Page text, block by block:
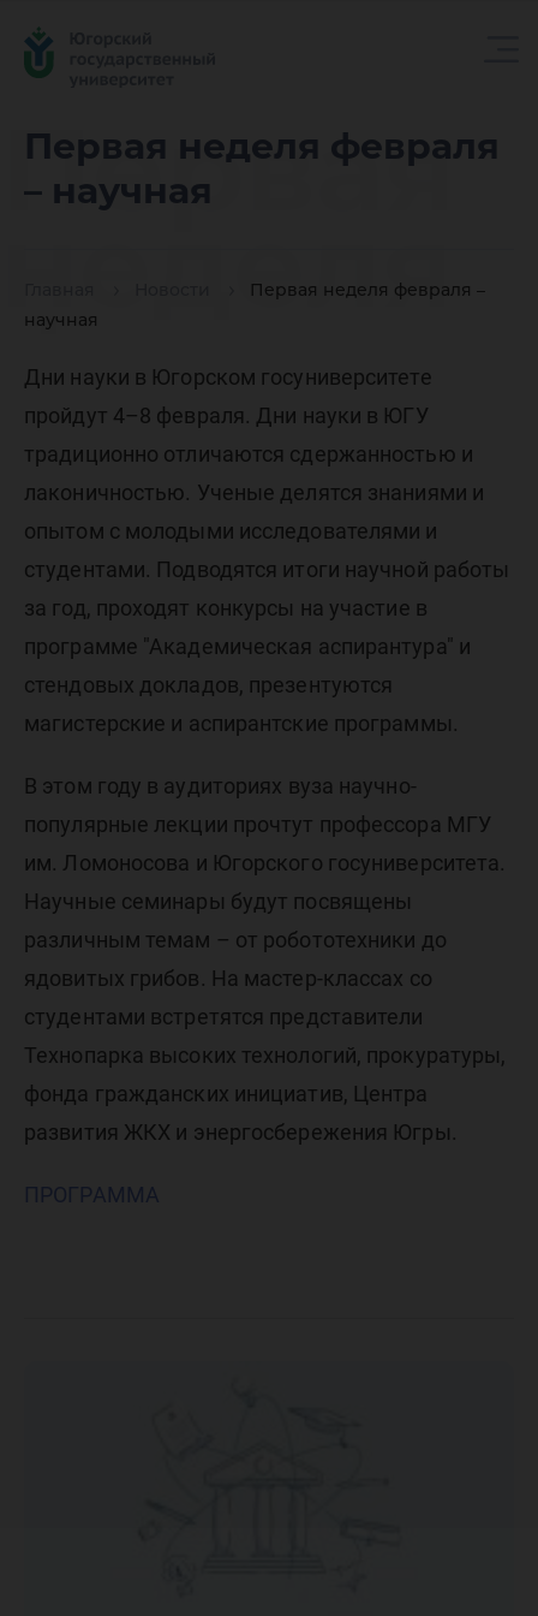
Первая неделя февраля
– научная
Первая неделя февраля –
научная
Первая
неделя
февраля
–
научная
Дни науки в Югорском госуниверситете
пройдут 4–8 февраля. Дни науки в ЮГУ
традиционно отличаются сдержанностью и
лаконичностью. Ученые делятся знаниями и
опытом с молодыми исследователями и
студентами. Подводятся итоги научной работы
за год, проходят конкурсы на участие в
программе "Академическая аспирантура" и
стендовых докладов, презентуются
магистерские и аспирантские программы.
В этом году в аудиториях вуза научно-
популярные лекции прочтут профессора МГУ
им. Ломоносова и Югорского госуниверситета.
Научные семинары будут посвящены
различным темам – от робототехники до
ядовитых грибов. На мастер-классах со
студентами встретятся представители
Технопарка высоких технологий, прокуратуры,
фонда гражданских инициатив, Центра
развития ЖКХ и энергосбережения Югры.
ПРОГРАММА